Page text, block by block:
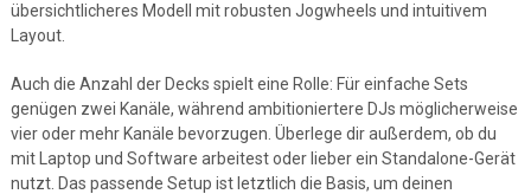
übersichtlicheres Modell mit robusten Jogwheels und intuitivem
Layout.
Auch die Anzahl der Decks spielt eine Rolle: Für einfache Sets
genügen zwei Kanäle, während ambitioniertere DJs möglicherweise
vier oder mehr Kanäle bevorzugen. Überlege dir außerdem, ob du
mit Laptop und Software arbeitest oder lieber ein Standalone-Gerät
nutzt. Das passende Setup ist letztlich die Basis, um deinen